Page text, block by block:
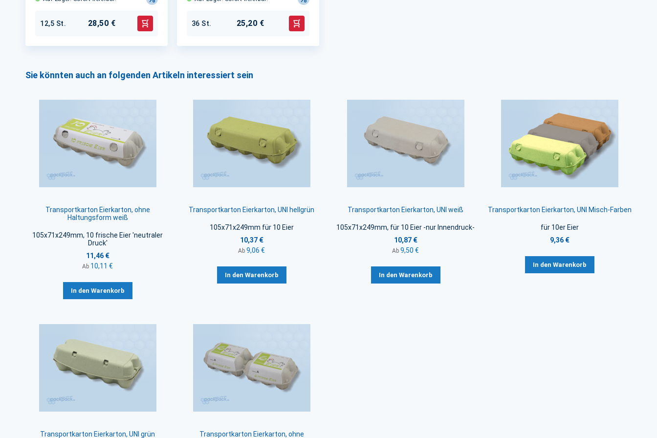
12,5 St. 28,50 € In den Warenkorb
36 St. 25,20 € In den Warenkorb
Sie könnten auch an folgenden Artikeln interessiert sein
Transportkarton Eierkarton, ohne
Haltungsform weiß
105x71x249mm, 10 frische Eier 'neutraler
Druck'
11,46 €
Ab 10,11 €
In den Warenkorb
Transportkarton Eierkarton, UNI hellgrün
105x71x249mm für 10 Eier
10,37 €
Ab 9,06 €
In den Warenkorb
Transportkarton Eierkarton, UNI weiß
105x71x249mm, für 10 Eier -nur Innendruck-
10,87 €
Ab 9,50 €
In den Warenkorb
Transportkarton Eierkarton, UNI Misch-Farben
für 10er Eier
9,36 €
In den Warenkorb
Transportkarton Eierkarton, UNI grün
Transportkarton Eierkarton, ohne